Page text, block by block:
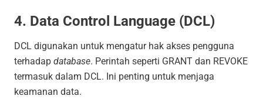
4. Data Control Language (DCL)
DCL digunakan untuk mengatur hak akses pengguna
terhadap database. Perintah seperti GRANT dan REVOKE
termasuk dalam DCL. Ini penting untuk menjaga
keamanan data.